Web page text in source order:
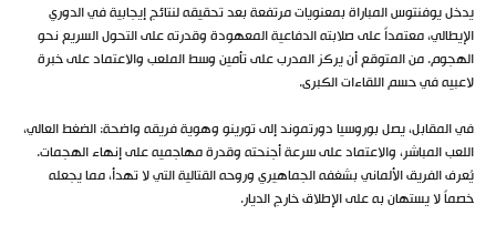
يدخل يوفنتوس المباراة بمعنويات مرتفعة بعد تحقيقه لنتائج إيجابية في الدوري
الإيطالي، معتمداً على صلابته الدفاعية المعهودة وقدرته على التحول السريع نحو
الهجوم. من المتوقع أن يركز المدرب على تأمين وسط الملعب والاعتماد على خبرة
لاعبيه في حسم اللقاءات الكبرى.
في المقابل، يصل بوروسيا دورتموند إلى تورينو وهوية فريقه واضحة: الضغط العالي،
اللعب المباشر، والاعتماد على سرعة أجنحته وقدرة مهاجميه على إنهاء الهجمات.
يُعرف الفريق الألماني بشغفه الجماهيري وروحه القتالية التي لا تهدأ، مما يجعله
خصماً لا يستهان به على الإطلاق خارج الديار.